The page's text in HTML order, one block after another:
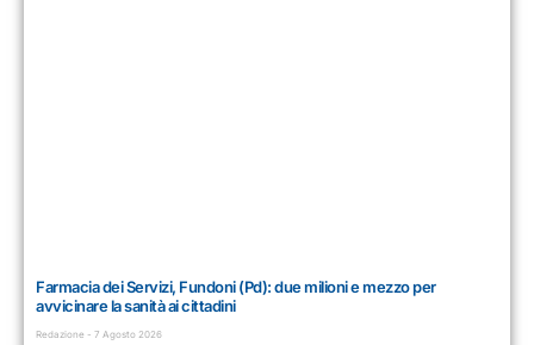
Farmacia dei Servizi, Fundoni (Pd): due milioni e mezzo per
avvicinare la sanità ai cittadini
Redazione 7 Agosto 2026